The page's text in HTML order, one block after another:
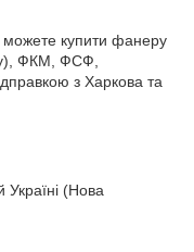
купити фанеру
ФКМ, ФСФ,
з Харкова та
Україні (Нова